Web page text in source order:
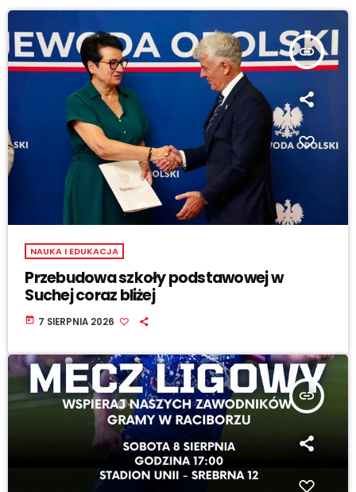
insert_link
NAUKA I EDUKACJA
Przebudowa szkoły podstawowej w
Suchej coraz bliżej
today 7 SIERPNIA 2026
insert_link